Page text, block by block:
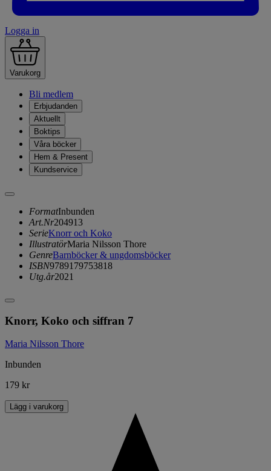
Logga in
Varukorg
Bli medlem
Erbjudanden
Aktuellt
Boktips
Våra böcker
Hem & Present
Kundservice
FormatInbunden
Art.Nr204913
SerieKnorr och Koko
IllustratörMaria Nilsson Thore
GenreBarnböcker & ungdomsböcker
ISBN9789179753818
Utg.år2021
Knorr, Koko och siffran 7
Maria Nilsson Thore
Inbunden
179 kr
Lägg i varukorg